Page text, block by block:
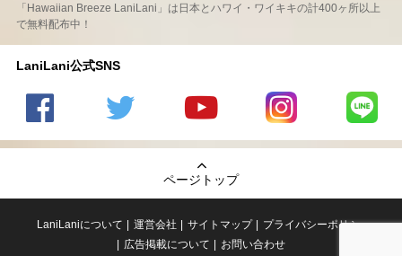
「Hawaiian Breeze LaniLani」は日本とハワイ・ワイキキの計400ヶ所以上
で無料配布中！
LaniLani公式SNS
の
のtwitter
の
Youtube
チャンネ
LaniLani
LaniLani
ページトップ
LaniLaniについて 運営会社 サイトマップ
プライバシーポリシー
広告掲載について
お問い合わせ